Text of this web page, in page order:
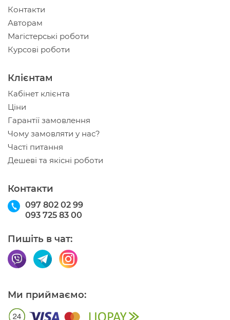
Контакти
Авторам
Магістерські роботи
Курсові роботи
Клієнтам
Кабінет клієнта
Ціни
Гарантії замовлення
Чому замовляти у нас?
Часті питання
Дешеві та якісні роботи
Контакти
097 802 02 99
093 725 83 00
Пишіть в чат:
Ми приймаємо: